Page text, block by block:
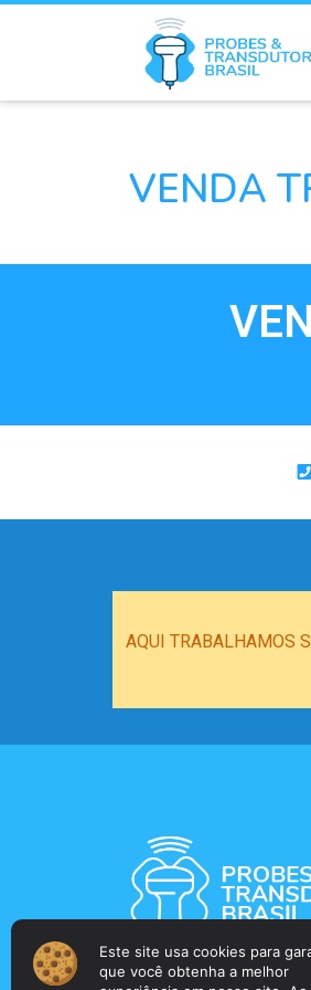
Este site usa cookies para
que você obtenha a melhor
VENDA
AQUI TRABALHAMOS